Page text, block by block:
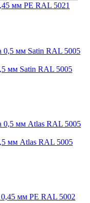
мм PE RAL 5021
мм Satin RAL 5005
мм Atlas RAL 5005